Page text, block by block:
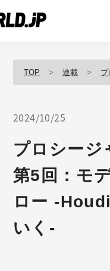
TOP 連載
2024/10/25
プロシージ
第5回：モ
ロー -
いく-